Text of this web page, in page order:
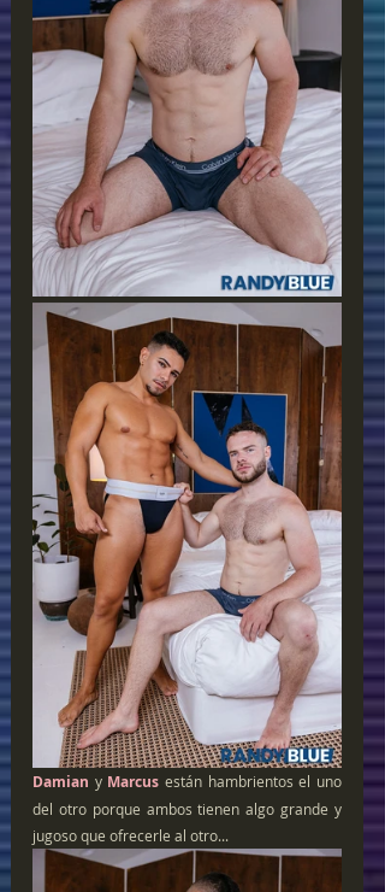
Damian y Marcus están hambrientos el uno
del otro porque ambos tienen algo grande y
jugoso que ofrecerle al otro...